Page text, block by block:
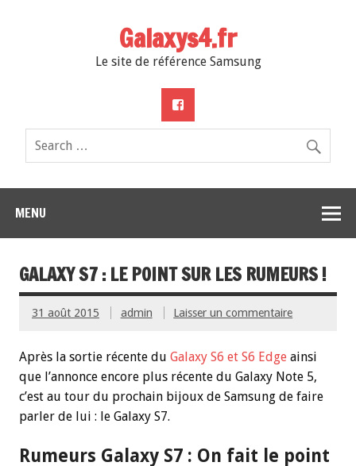
Galaxys4.fr
Le site de référence Samsung
MENU
GALAXY S7 : LE POINT SUR LES RUMEURS !
31 août 2015 admin Laisser un commentaire
Après la sortie récente du Galaxy S6 et S6 Edge ainsi
que l’annonce encore plus récente du Galaxy Note 5,
c’est au tour du prochain bijoux de Samsung de faire
parler de lui : le Galaxy S7.
Rumeurs Galaxy S7 : On fait le point